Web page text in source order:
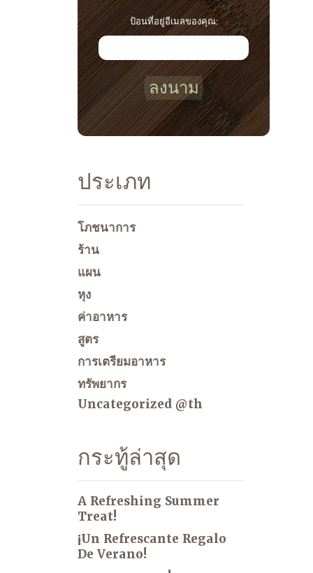
ป้อนที่อยู่อีเมลของคุณ:
ลงนาม
ประเภท
โภชนาการ
ร้าน
แผน
หุง
ค่าอาหาร
สูตร
การเตรียมอาหาร
ทรัพยากร
Uncategorized @th
กระทู้ล่าสุด
A Refreshing Summer
Treat!
¡Un Refrescante Regalo
De Verano!